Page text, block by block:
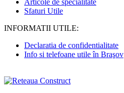
Articole de specialitate
Sfaturi Utile
INFORMATII UTILE:
Declaratia de confidentialitate
Info si telefoane utile în Braşov